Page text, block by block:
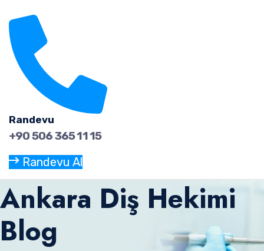
Randevu
+90 506 365 11 15
Randevu Al
Ankara Diş Hekimi
Blog